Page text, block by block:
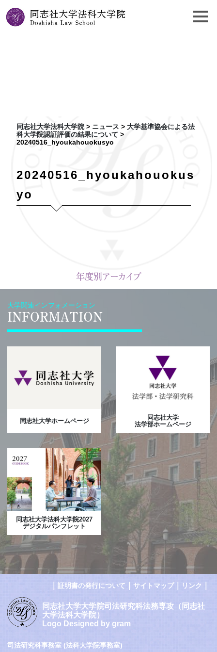
同志社大学法科大学院> ニュース > 大学基準協会による法
科大学院認証評価の結果について >
20240516_hyoukahouokusyo
20240516_hyoukahouokus
yo
年度別アーカイブ
大学関連インフォメーション
INFORMATION
同志社大学ホームページ
同志社大学
法学部ホームページ
同志社大学法科大学院2027
デジタルパンフレット
証明書の発行について サイトマップ｜ リンク
同志社大学大学院司法研究科法務専攻（同志社
大学法科大学院）
Logo Designed by gram
司法研究科事務室 (法科大学院事務室)